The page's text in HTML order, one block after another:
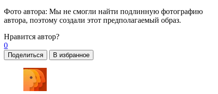
Фото автора: Мы не смогли найти подлинную фотографию
автора, поэтому создали этот предполагаемый образ.
Нравится автор?
0
Поделиться В избранное